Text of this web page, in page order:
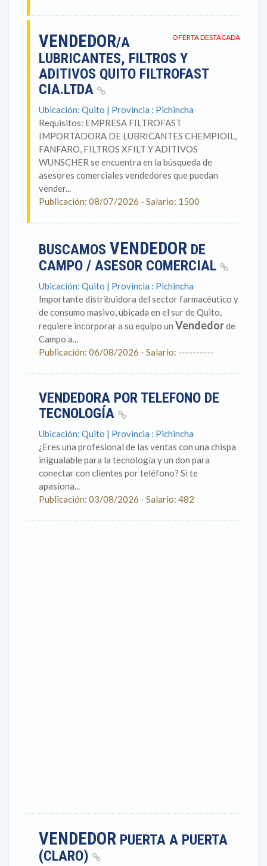
OFERTA DESTACADA
VENDEDOR/A
LUBRICANTES, FILTROS Y
ADITIVOS QUITO FILTROFAST
CIA.LTDA
Ubicación: Quito | Provincia : Pichincha
Requisitos: EMPRESA FILTROFAST
IMPORTADORA DE LUBRICANTES CHEMPIOIL,
FANFARO, FILTROS XFILT Y ADITIVOS
WUNSCHER se encuentra en la búsqueda de
asesores comerciales vendedores que puedan
vender...
Publicación: 08/07/2026 - Salario: 1500
BUSCAMOS VENDEDOR DE
CAMPO / ASESOR COMERCIAL
Ubicación: Quito | Provincia : Pichincha
Importante distribuidora del sector farmacéutico y
de consumo masivo, ubicada en el sur de Quito,
requiere incorporar a su equipo un Vendedorde
Campo a...
Publicación: 06/08/2026 - Salario: ----------
VENDEDORA POR TELEFONO DE
TECNOLOGÍA
Ubicación: Quito | Provincia : Pichincha
¿Eres una profesional de las ventas con una chispa
inigualable para la tecnología y un don para
conectar con clientes por teléfono? Si te
apasiona...
Publicación: 03/08/2026 - Salario: 482
VENDEDOR PUERTA A PUERTA
(CLARO)